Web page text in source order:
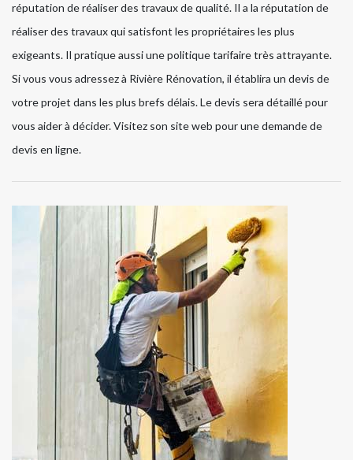
réputation de réaliser des travaux de qualité. Il a la réputation de
réaliser des travaux qui satisfont les propriétaires les plus
exigeants. Il pratique aussi une politique tarifaire très attrayante.
Si vous vous adressez à Rivière Rénovation, il établira un devis de
votre projet dans les plus brefs délais. Le devis sera détaillé pour
vous aider à décider. Visitez son site web pour une demande de
devis en ligne.